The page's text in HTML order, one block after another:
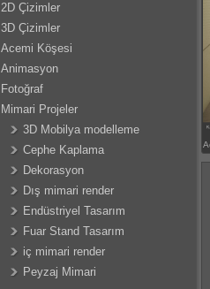
2D Çizimler
3D Çizimler
Acemi Köşesi
Animasyon
Fotoğraf
Mimari Projeler
3D Mobilya modelleme
Cephe Kaplama
Dekorasyon
Dış mimari render
Endüstriyel Tasarım
Fuar Stand Tasarım
iç mimari render
Peyzaj Mimari